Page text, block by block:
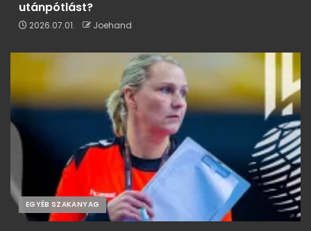
utánpótlást?
2026.07.01. Joehand
EGYÉB SZAKANYAG